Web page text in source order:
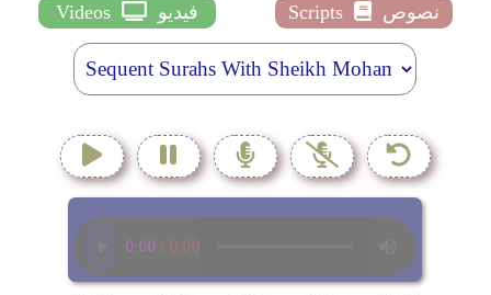
Videos
فيديو Scripts نصوص